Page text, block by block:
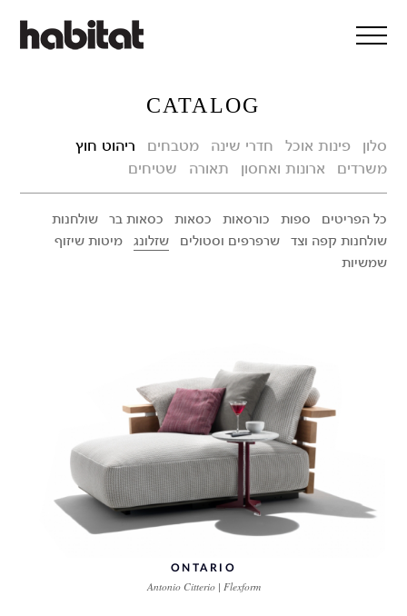
דלג/י לתוכן מרכזי
CATALOG
סלון פינות אוכל חדרי שינה מטבחים
ריהוט חוץ
משרדים
ארונות ואחסון תאורה שטיחים
כל הפריטים ספות כורסאות כסאות כסאות בר
שולחנות
שולחנות קפה וצד
שרפרפים וסטולים שזלונג
מיטות שיזוף
שמשיות
ONTARIO
Antonio Citterio | Flexform